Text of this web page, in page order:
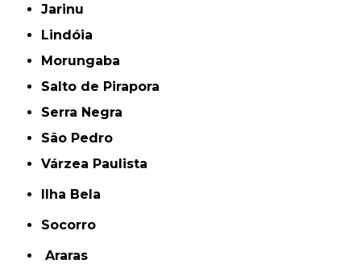
Jarinu
Lindóia
Morungaba
Salto de Pirapora
Serra Negra
São Pedro
Várzea Paulista
Ilha Bela
Socorro
Araras